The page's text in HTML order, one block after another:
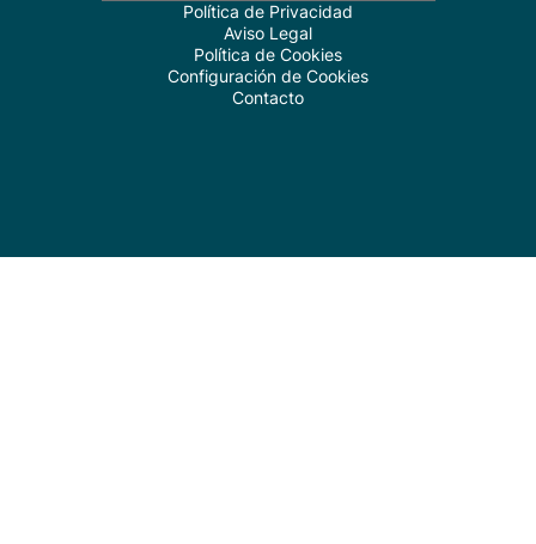
Política de Privacidad
Aviso Legal
Política de Cookies
Configuración de Cookies
Contacto